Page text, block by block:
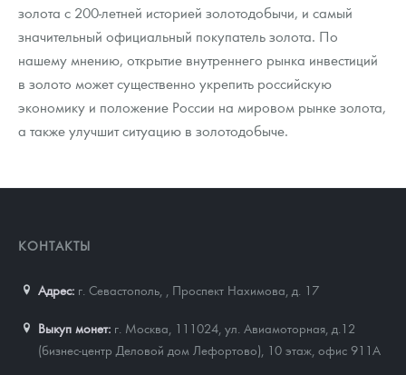
золота с 200-летней историей золотодобычи, и самый
значительный официальный покупатель золота. По
нашему мнению, открытие внутреннего рынка инвестиций
в золото может существенно укрепить российскую
экономику и положение России на мировом рынке золота,
а также улучшит ситуацию в золотодобыче.
КОНТАКТЫ
Адрес: г. Севастополь, Проспект Нахимова, д. 17
Выкуп монет: г. Москва, 111024, ул. Авиамоторная, д.12
(бизнес-центр Деловой дом Лефортово), 10 этаж, офис 911А